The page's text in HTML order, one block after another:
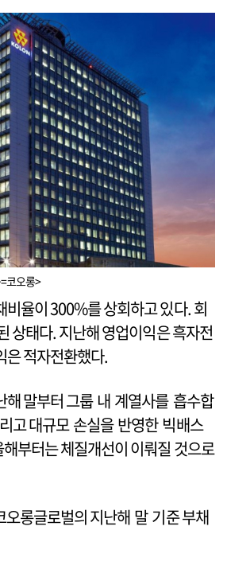
코오롱>
비율이 300%를 상회하고 있다. 회
상태다. 지난해 영업이익은 흑자전
은 적자전환했다.
해 말부터 그룹 내 계열사를 흡수합
고 대규모 손실을 반영한 빅배스
부터는 체질개선이 이뤄질 것으로
오롱글로벌의 지난해 말 기준 부채